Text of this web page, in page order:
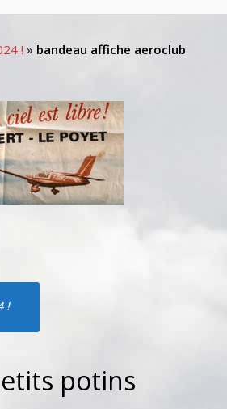
! » bandeau affiche aeroclub
!
potins